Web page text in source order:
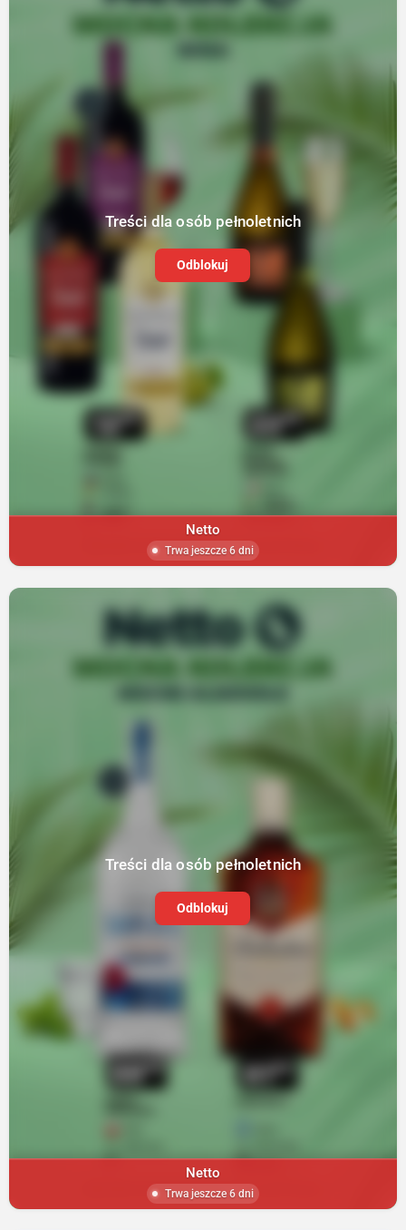
Treści dla osób pełnoletnich
Odblokuj
Netto
Trwa jeszcze 6 dni
Treści dla osób pełnoletnich
Odblokuj
Netto
Trwa jeszcze 6 dni